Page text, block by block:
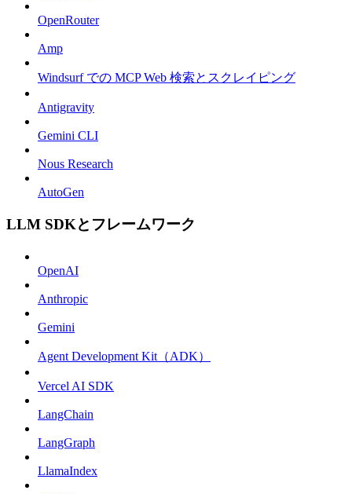
OpenRouter
Amp
Windsurf での MCP Web 検索とスクレイピング
Antigravity
Gemini CLI
Nous Research
AutoGen
LLM SDKとフレームワーク
OpenAI
Anthropic
Gemini
Agent Development Kit（ADK）
Vercel AI SDK
LangChain
LangGraph
LlamaIndex